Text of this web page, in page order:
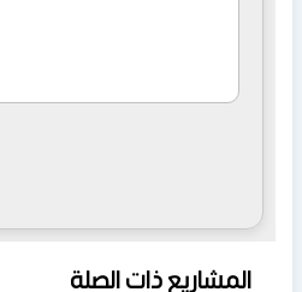
المشاريع ذات الصلة